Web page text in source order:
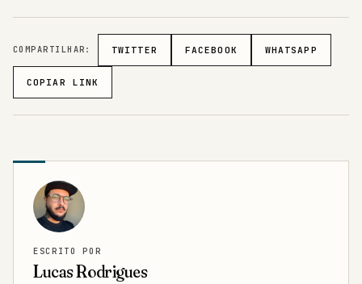
COMPARTILHAR: TWITTER FACEBOOK WHATSAPP
COPIAR LINK
ESCRITO POR
Lucas Rodrigues